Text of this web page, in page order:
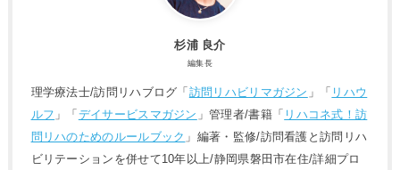
杉浦 良介
編集長
理学療法士/訪問リハブログ「 訪問リハビリマガジン 」「 リハウ
ルフ 」「 デイサービスマガジン 」管理者/書籍「 リハコネ式！訪
問リハのためのルールブック 」編著・監修/訪問看護と訪問リハ
ビリテーションを併せて10年以上/静岡県磐田市在住/詳細プロ